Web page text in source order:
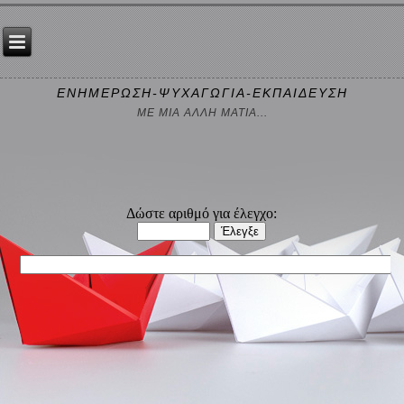
ΕΝΗΜΕΡΩΣΗ-ΨΥΧΑΓΩΓΙΑ-ΕΚΠΑΙΔΕΥΣΗ
ΜΕ ΜΙΑ ΑΛΛΗ ΜΑΤΙΑ...